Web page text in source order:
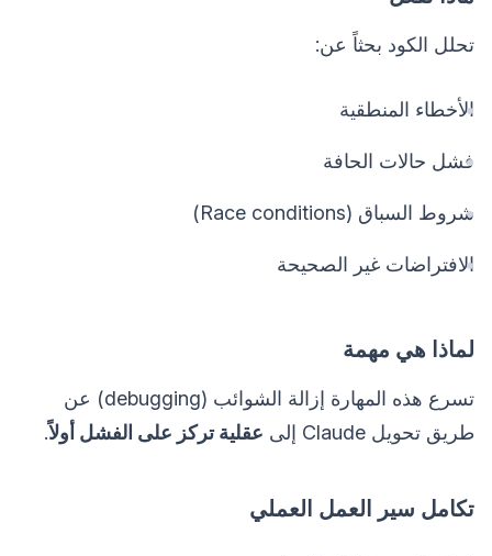
تحلل الكود بحثاً عن:
الأخطاء المنطقية
فشل حالات الحافة
شروط السباق (Race conditions)
الافتراضات غير الصحيحة
لماذا هي مهمة
تسرع هذه المهارة إزالة الشوائب (debugging) عن
طريق تحويل Claude إلى
عقلية تركز على الفشل أولاً.
تكامل سير العمل العملي